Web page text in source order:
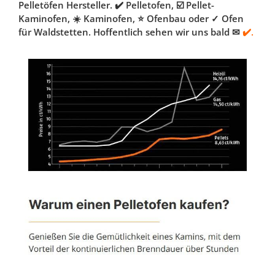
Pelletöfen Hersteller. ✔️ Pelletofen, ☑️ Pellet-
Kaminofen, ☀️ Kaminofen, ⭐ Ofenbau oder ✓ Ofen
für Waldstetten. Hoffentlich sehen wir uns bald ✉ ✔️.